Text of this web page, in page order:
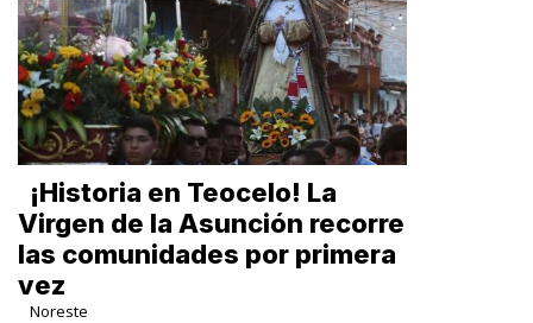
​¡Historia en Teocelo! La
Virgen de la Asunción recorre
las comunidades por primera
vez
Noreste